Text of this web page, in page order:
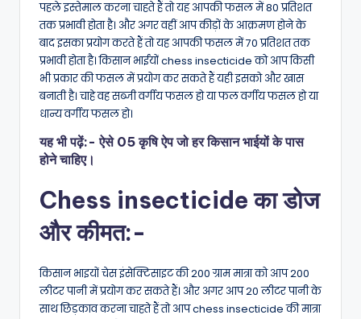
पहले इस्तेमाल करना चाहते हैं तो यह आपकी फसल में 80 प्रतिशत
तक प्रभावी होता है। और अगर वहीं आप कीड़ों के आक्रमण होने के
बाद इसका प्रयोग करते हैं तो यह आपकी फसल में 70 प्रतिशत तक
प्रभावी होता है। किसान भाईयों chess insecticide को आप किसी
भी प्रकार की फसल में प्रयोग कर सकते हैं यही इसको और खास
बनाती है। चाहे वह सब्जी वर्गीय फसल हो या फल वर्गीय फसल हो या
धान्य वर्गीय फसल हो।
यह भी पढ़ें:-ऐसे 05 कृषि ऐप जो हर किसान भाईयों के पास
होने चाहिए।
Chess insecticide का डोज
और कीमत:-
किसान भाइयों चेस इंसेक्टिसाइट की 200 ग्राम मात्रा को आप 200
लीटर पानी में प्रयोग कर सकते हैं। और अगर आप 20 लीटर पानी के
साथ छिड़काव करना चाहते हैं तो आप chess insecticide की मात्रा